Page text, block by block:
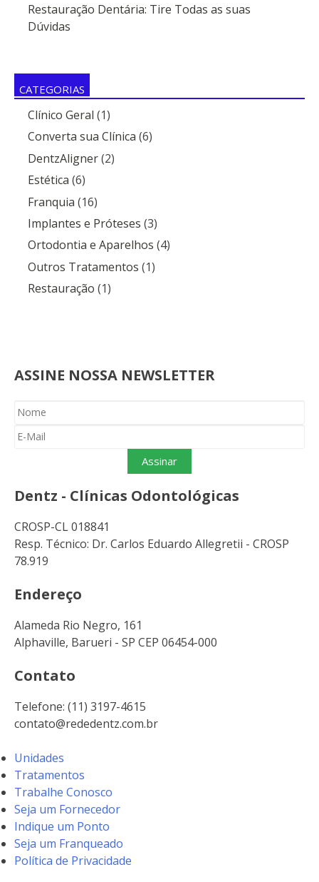
Restauração Dentária: Tire Todas as suas
Dúvidas
CATEGORIAS
Clínico Geral (1)
Converta sua Clínica (6)
DentzAligner(2)
Estética (6)
Franquia (16)
Implantes e Próteses (3)
Ortodontia e Aparelhos (4)
Outros Tratamentos (1)
Restauração (1)
ASSINE NOSSA NEWSLETTER
Assinar
Dentz - Clínicas Odontológicas
CROSP-CL 018841
Resp. Técnico: Dr. Carlos Eduardo Allegretii - CROSP
78.919
Endereço
Alameda Rio Negro, 161
Alphaville, Barueri - SP CEP 06454-000
Contato
Telefone: (11) 3197-4615
contato@rededentz.com.br
Unidades
Tratamentos
Trabalhe Conosco
Seja um Fornecedor
Indique um Ponto
Seja um Franqueado
Política de Privacidade